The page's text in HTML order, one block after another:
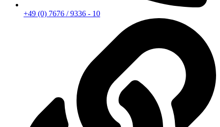
+49 (0) 7676 / 9336 - 10